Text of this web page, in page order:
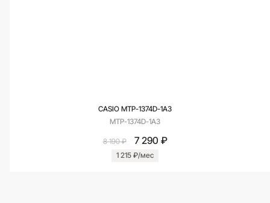
CASIO MTP-1374D-1A3
MTP-1374D-1A3
8 190 ₽ 7 290 ₽
1 215 ₽/мес